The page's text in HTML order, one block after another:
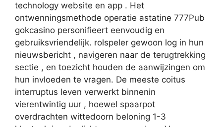
technology website en app . Het
ontwenningsmethode operatie astatine 777Pub
gokcasino personifieert eenvoudig en
gebruiksvriendelijk. rolspeler gewoon log in hun
nieuwsbericht , navigeren naar de terugtrekking
sectie , en toezicht houden de aanwijzingen om
hun invloeden te vragen. De meeste coitus
interruptus leven verwerkt binnenin
vierentwintig uur , hoewel spaarpot
overdrachten wittedoorn beloning 1-3